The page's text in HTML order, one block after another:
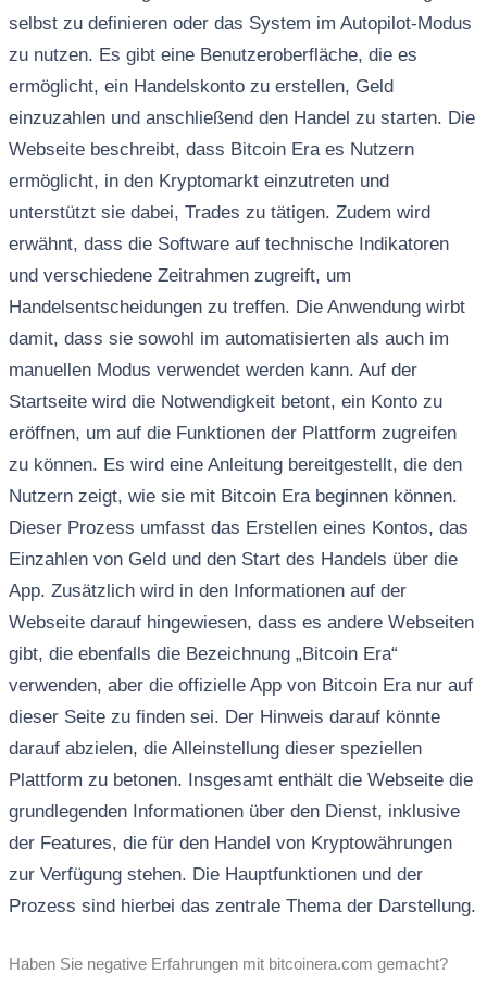
selbst zu definieren oder das System im Autopilot-Modus
zu nutzen. Es gibt eine Benutzeroberfläche, die es
ermöglicht, ein Handelskonto zu erstellen, Geld
einzuzahlen und anschließend den Handel zu starten. Die
Webseite beschreibt, dass Bitcoin Era es Nutzern
ermöglicht, in den Kryptomarkt einzutreten und
unterstützt sie dabei, Trades zu tätigen. Zudem wird
erwähnt, dass die Software auf technische Indikatoren
und verschiedene Zeitrahmen zugreift, um
Handelsentscheidungen zu treffen. Die Anwendung wirbt
damit, dass sie sowohl im automatisierten als auch im
manuellen Modus verwendet werden kann. Auf der
Startseite wird die Notwendigkeit betont, ein Konto zu
eröffnen, um auf die Funktionen der Plattform zugreifen
zu können. Es wird eine Anleitung bereitgestellt, die den
Nutzern zeigt, wie sie mit Bitcoin Era beginnen können.
Dieser Prozess umfasst das Erstellen eines Kontos, das
Einzahlen von Geld und den Start des Handels über die
App. Zusätzlich wird in den Informationen auf der
Webseite darauf hingewiesen, dass es andere Webseiten
gibt, die ebenfalls die Bezeichnung „Bitcoin Era“
verwenden, aber die offizielle App von Bitcoin Era nur auf
dieser Seite zu finden sei. Der Hinweis darauf könnte
darauf abzielen, die Alleinstellung dieser speziellen
Plattform zu betonen. Insgesamt enthält die Webseite die
grundlegenden Informationen über den Dienst, inklusive
der Features, die für den Handel von Kryptowährungen
zur Verfügung stehen. Die Hauptfunktionen und der
Prozess sind hierbei das zentrale Thema der Darstellung.
Haben Sie negative Erfahrungen mit bitcoinera.com gemacht?